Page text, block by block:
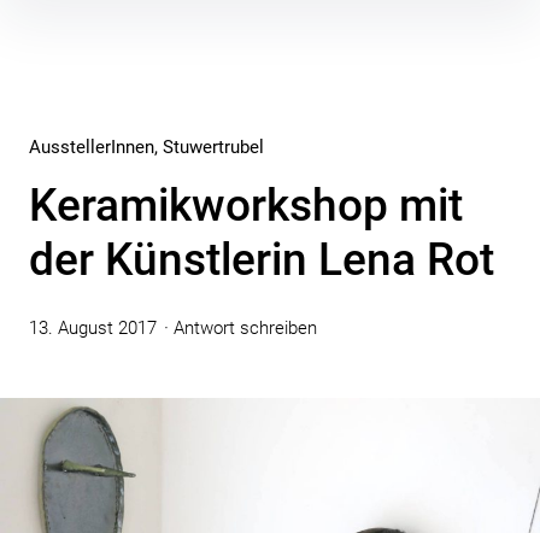
AusstellerInnen Stuwertrubel
Keramikworkshop mit
der Künstlerin Lena Rot
13. August 2017 Antwort schreiben